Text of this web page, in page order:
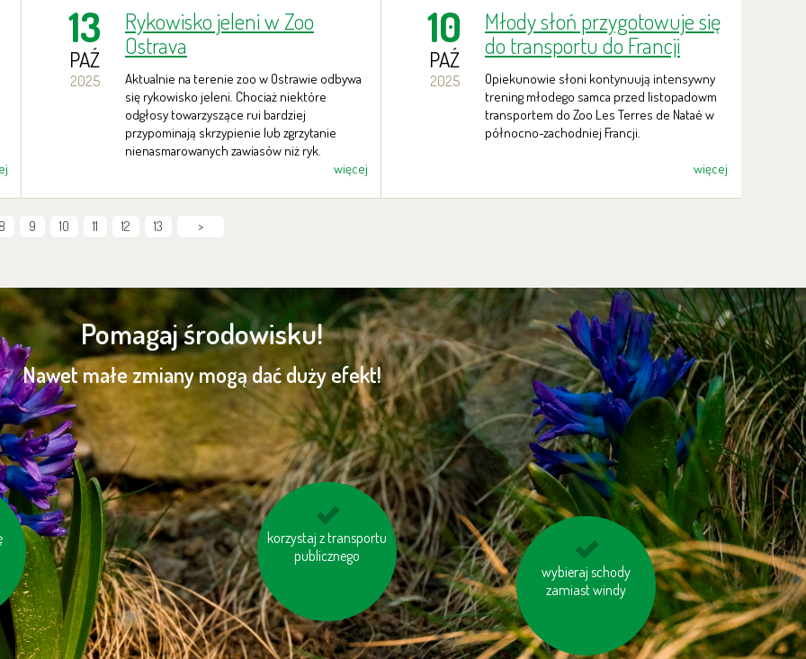
13
PAŹ
2025
Rykowisko jeleni w Zoo
Ostrava
Aktualnie na terenie zoo w Ostrawie odbywa
się rykowisko jeleni. Chociaż niektóre
odgłosy towarzyszące rui bardziej
przypominają skrzypienie lub zgrzytanie
nienasmarowanych zawiasów niż ryk.
więcej
10
PAŹ
2025
Młody słoń przygotowuje się
do transportu do Francji
Opiekunowie słoni kontynuują intensywny
trening młodego samca przed listopadowm
transportem do Zoo Les Terres de Nataé w
północno-zachodniej Francji.
więcej
8 9 10 11 12 13 >
Pomagaj środowisku!
Nawet małe zmiany mogą dać duży efekt!
korzystaj z transportu
publicznego
kupuj produkty
regionalne
wybieraj schody
zamiast windy
zakręcaj wodę
podczas golenia lub